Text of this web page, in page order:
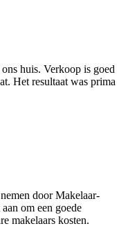
huis. Verkoop is goed
Het resultaat was prima
door Makelaar-
om een goede
makelaars kosten.